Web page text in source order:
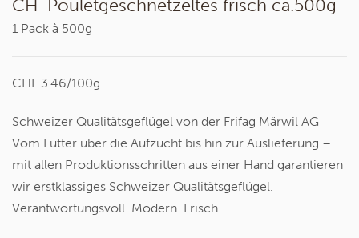
CH-Pouletgeschnetzeltes frisch ca.500g
1 Pack à 500g
CHF 3.46/100g
Schweizer Qualitätsgeflügel von der Frifag Märwil AG
Vom Futter über die Aufzucht bis hin zur Auslieferung –
mit allen Produktionsschritten aus einer Hand garantieren
wir erstklassiges Schweizer Qualitätsgeflügel.
Verantwortungsvoll. Modern. Frisch.